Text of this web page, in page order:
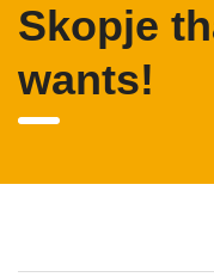
Skopje
wants!